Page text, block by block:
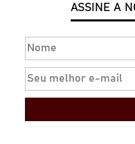
ASSINE A